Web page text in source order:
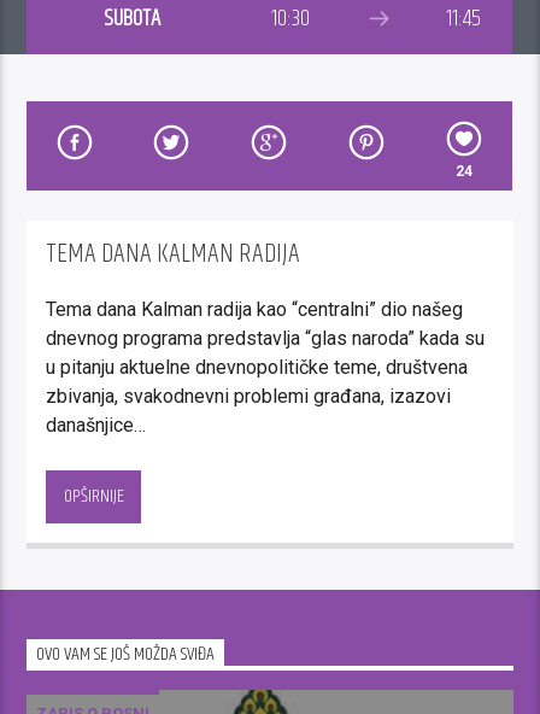
SUBOTA 10:30 11:45
24
TEMA DANA KALMAN RADIJA
Tema dana Kalman radija kao “centralni” dio našeg
dnevnog programa predstavlja “glas naroda” kada su
u pitanju aktuelne dnevnopolitičke teme, društvena
zbivanja, svakodnevni problemi građana, izazovi
današnjice…
osnovnu vrijednost novinarstva koju promoviše
Kalman – pošten odnos, prema slušaocima i prema
profesiji.
optuživanja i blaćenja…
U našoj Temi dana, možete i čuti i dati komentar,
OPŠIRNIJE
OVO VAM SE JOŠ MOŽDA SVIĐA